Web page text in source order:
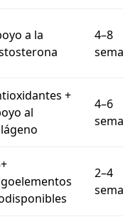
a la
4–8
+
al
4–6
2–4